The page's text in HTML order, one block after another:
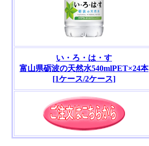
い・ろ・は・す
富山県砺波の天然水540mlPET×24本
[1ケース/2ケース]